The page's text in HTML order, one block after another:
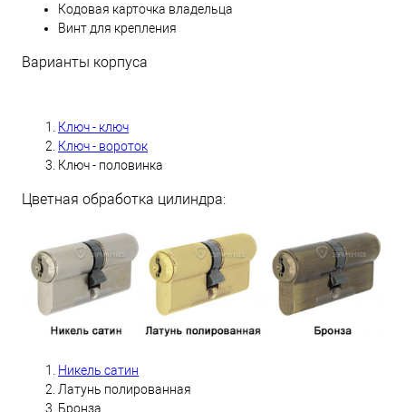
Кодовая карточка владельца
Винт для крепления
Варианты корпуса
Ключ - ключ
Ключ - вороток
Ключ - половинка
Цветная обработка цилиндра:
Никель сатин
Латунь полированная
Бронза